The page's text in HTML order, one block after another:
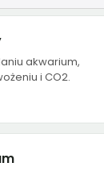
akwarium,
i CO2.